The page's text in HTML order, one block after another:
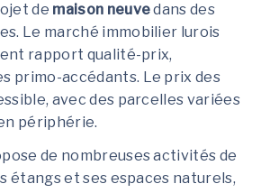
de maison neuvedans des
Le marché immobilier lurois
rapport qualité-prix,
primo-accédants. Le prix des
avec des parcelles variées
périphérie.
de nombreuses activités de
étangs et ses espaces naturels,